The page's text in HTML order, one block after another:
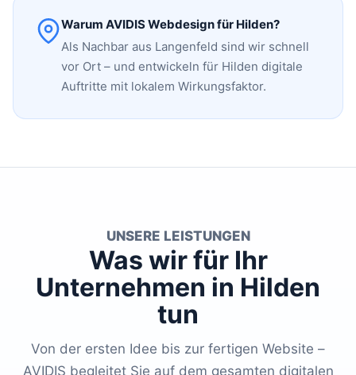
Warum AVIDIS Webdesign für Hilden?
Als Nachbar aus Langenfeld sind wir schnell
vor Ort – und entwickeln für Hilden digitale
Auftritte mit lokalem Wirkungsfaktor.
UNSERE LEISTUNGEN
Was wir für Ihr
Unternehmen in Hilden
tun
Von der ersten Idee bis zur fertigen Website –
AVIDIS begleitet Sie auf dem gesamten digitalen